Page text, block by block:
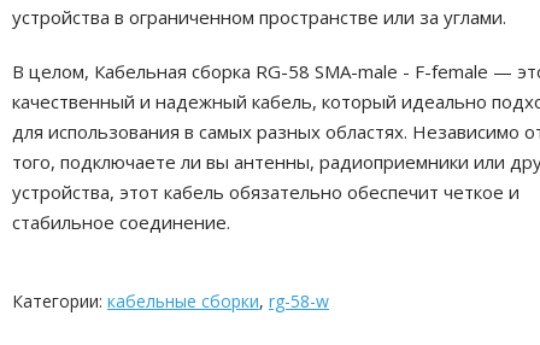
устройства в ограниченном пространстве или за углами.
В целом, Кабельная сборка RG-58 SMA-male - F-female —
качественный и надежный кабель, который идеально
для использования в самых разных областях. Независимо
того, подключаете ли вы антенны, радиоприемники или
устройства, этот кабель обязательно обеспечит четкое и
стабильное соединение.
Категории: кабельные сборки, rg-58-w